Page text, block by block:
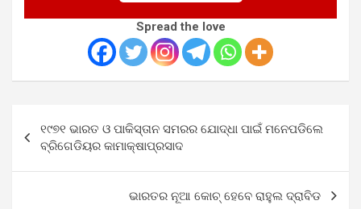
Spread the love
navigation
୧୯୭୧ ଭାରତ ଓ ପାକିସ୍ତାନ ସମରର ଯୋଦ୍ଧା ପାଇଁ ମନେପଡିଲେ
ବ୍ରିଗେଡିୟର କାମାକ୍ଷାପ୍ରସାଦ
ଭାରତର ନୂଆ କୋଚ୍ ହେବେ ରାହୁଲ ଦ୍ରାବିଡ